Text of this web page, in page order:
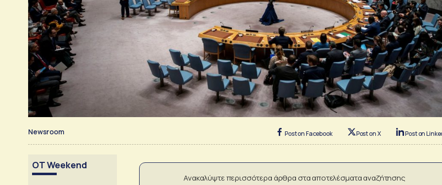
Newsroom Post on Facebook Post on X Post on
OT Weekend
Ανακαλύψτε περισσότερα άρθρα στα αποτελέσματα αναζήτησης